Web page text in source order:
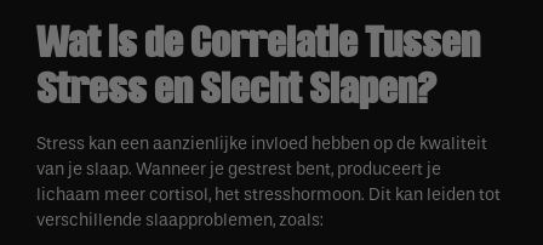
Wat is de Correlatie Tussen
Stress en Slecht Slapen?
Stress kan een aanzienlijke invloed hebben op de kwaliteit
van je slaap. Wanneer je gestrest bent, produceert je
lichaam meer cortisol, het stresshormoon. Dit kan leiden tot
verschillende slaapproblemen, zoals: